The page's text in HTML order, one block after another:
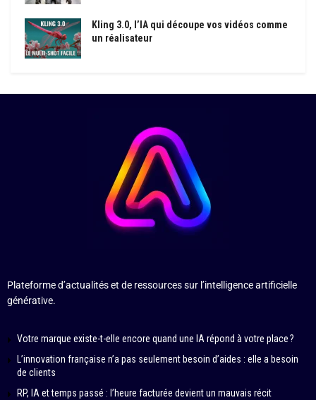
Kling 3.0, l’IA qui découpe vos vidéos comme
un réalisateur
Plateforme d’actualités et de ressources sur l’intelligence artificielle
générative.
Votre marque existe-t-elle encore quand une IA répond à votre place ?
L’innovation française n’a pas seulement besoin d’aides : elle a besoin
de clients
RP, IA et temps passé : l’heure facturée devient un mauvais récit